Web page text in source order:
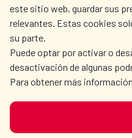
este sitio web, guardar sus
relevantes. Estas cookies
su parte.
Puede optar por activar o
desactivación de algunas
Para obtener más